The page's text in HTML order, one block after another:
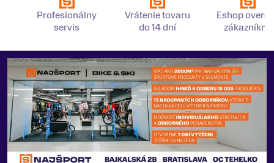
Profesionálny
servis
Vrátenie tovaru
do 14 dní
Eshop
zákazníkmi